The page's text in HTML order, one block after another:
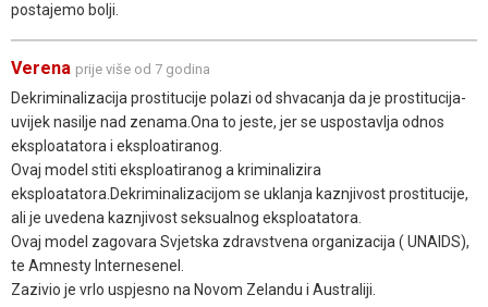
postajemo bolji.
Verena prije više od 7 godina
Dekriminalizacija prostitucije polazi od shvacanja da je prostitucija-
uvijek nasilje nad zenama.Ona to jeste, jer se uspostavlja odnos
eksploatatora i eksploatiranog.
Ovaj model stiti eksploatiranog a kriminalizira
eksploatatora.Dekriminalizacijom se uklanja kaznjivost prostitucije,
ali je uvedena kaznjivost seksualnog eksploatatora.
Ovaj model zagovara Svjetska zdravstvena organizacija ( UNAIDS),
te Amnesty Internesenel.
Zazivio je vrlo uspjesno na Novom Zelandu i Australiji.